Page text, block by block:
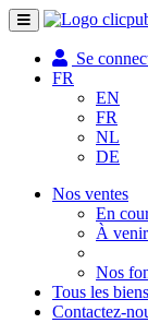
Toggle
navigation
Se
FR
EN
FR
NL
DE
Nos ventes
En
À venir
Nos
Tous les biens
Contactez-